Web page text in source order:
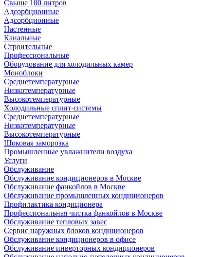
Свыше 100 литров
Адсорбционные
Адсорбционные
Настенные
Канальные
Строительные
Профессиональные
Оборудование для холодильных камер
Моноблоки
Среднетемпературные
Низкотемпературные
Высокотемпературные
Холодильные сплит-системы
Среднетемпературные
Низкотемпературные
Высокотемпературные
Шоковая заморозка
Промышленные увлажнители воздуха
Услуги
Обслуживание
Обслуживание кондиционеров в Москве
Обслуживание фанкойлов в Москве
Обслуживание промышленных кондиционеров
Профилактика кондиционера
Профессиональная чистка фанкойлов в Москве
Обслуживание тепловых завес
Сервис наружных блоков кондиционеров
Обслуживание кондиционеров в офисе
Обслуживание инверторных кондиционеров